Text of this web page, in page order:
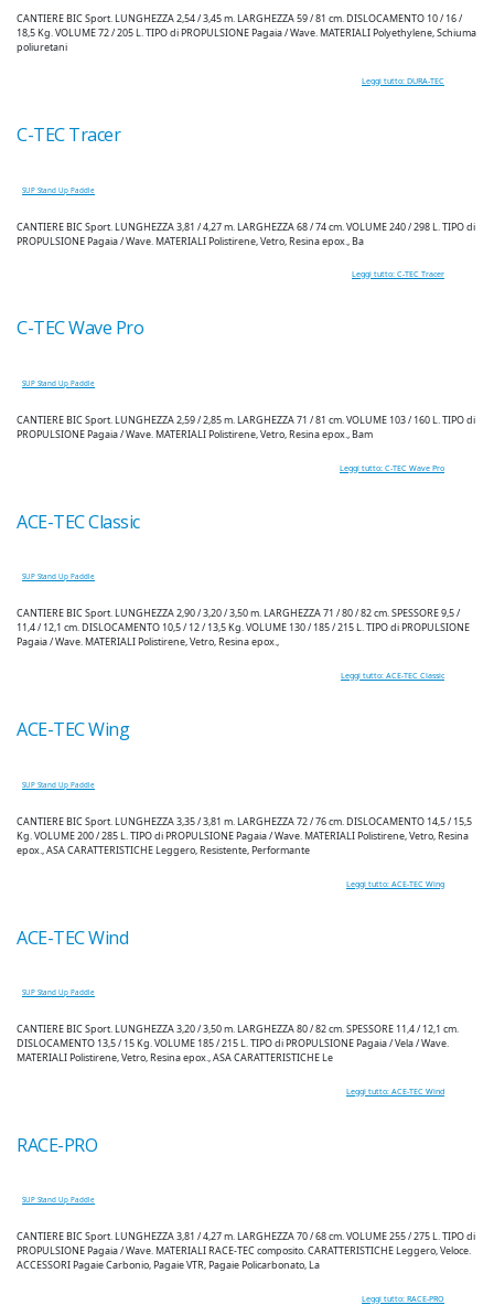
CANTIERE BIC Sport. LUNGHEZZA 2,54 / 3,45 m. LARGHEZZA 59 / 81 cm. DISLOCAMENTO 10 / 16 /
18,5 Kg. VOLUME 72 / 205 L. TIPO di PROPULSIONE Pagaia / Wave. MATERIALI Polyethylene, Schiuma
poliuretani
Leggi tutto: DURA-TEC
C-TEC Tracer
SUP Stand Up Paddle
CANTIERE BIC Sport. LUNGHEZZA 3,81 / 4,27 m. LARGHEZZA 68 / 74 cm. VOLUME 240 / 298 L. TIPO di
PROPULSIONE Pagaia / Wave. MATERIALI Polistirene, Vetro, Resina epox., Ba
Leggi tutto: C-TEC Tracer
C-TEC Wave Pro
SUP Stand Up Paddle
CANTIERE BIC Sport. LUNGHEZZA 2,59 / 2,85 m. LARGHEZZA 71 / 81 cm. VOLUME 103 / 160 L. TIPO di
PROPULSIONE Pagaia / Wave. MATERIALI Polistirene, Vetro, Resina epox., Bam
Leggi tutto: C-TEC Wave Pro
ACE-TEC Classic
SUP Stand Up Paddle
CANTIERE BIC Sport. LUNGHEZZA 2,90 / 3,20 / 3,50 m. LARGHEZZA 71 / 80 / 82 cm. SPESSORE 9,5 /
11,4 / 12,1 cm. DISLOCAMENTO 10,5 / 12 / 13,5 Kg. VOLUME 130 / 185 / 215 L. TIPO di PROPULSIONE
Pagaia / Wave. MATERIALI Polistirene, Vetro, Resina epox.,
Leggi tutto: ACE-TEC Classic
ACE-TEC Wing
SUP Stand Up Paddle
CANTIERE BIC Sport. LUNGHEZZA 3,35 / 3,81 m. LARGHEZZA 72 / 76 cm. DISLOCAMENTO 14,5 / 15,5
Kg. VOLUME 200 / 285 L. TIPO di PROPULSIONE Pagaia / Wave. MATERIALI Polistirene, Vetro, Resina
epox., ASA CARATTERISTICHE Leggero, Resistente, Performante
Leggi tutto: ACE-TEC Wing
ACE-TEC Wind
SUP Stand Up Paddle
CANTIERE BIC Sport. LUNGHEZZA 3,20 / 3,50 m. LARGHEZZA 80 / 82 cm. SPESSORE 11,4 / 12,1 cm.
DISLOCAMENTO 13,5 / 15 Kg. VOLUME 185 / 215 L. TIPO di PROPULSIONE Pagaia / Vela / Wave.
MATERIALI Polistirene, Vetro, Resina epox., ASA CARATTERISTICHE Le
Leggi tutto: ACE-TEC Wind
RACE-PRO
SUP Stand Up Paddle
CANTIERE BIC Sport. LUNGHEZZA 3,81 / 4,27 m. LARGHEZZA 70 / 68 cm. VOLUME 255 / 275 L. TIPO di
PROPULSIONE Pagaia / Wave. MATERIALI RACE-TEC composito. CARATTERISTICHE Leggero, Veloce.
ACCESSORI Pagaie Carbonio, Pagaie VTR, Pagaie Policarbonato, La
Leggi tutto: RACE-PRO